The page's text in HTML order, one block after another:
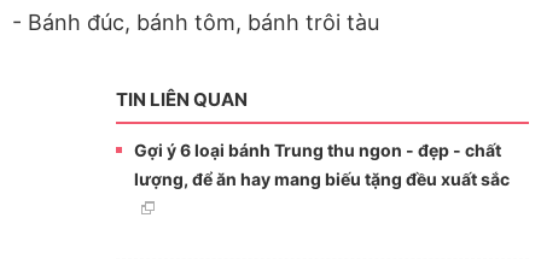
- Bánh đúc, bánh tôm, bánh trôi tàu
TIN LIÊN QUAN
Gợi ý 6 loại bánh Trung thu ngon - đẹp - chất
lượng, để ăn hay mang biếu tặng đều xuất sắc